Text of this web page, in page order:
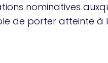
nominatives
de porter atteinte à